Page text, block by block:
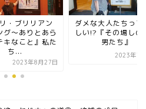
・ブリリアン
グ～ありとあら
キなこと』私た
ち...
2023年8月27日
ダメな大人たちって
しい!?『その場しの
男たち』
2023年7